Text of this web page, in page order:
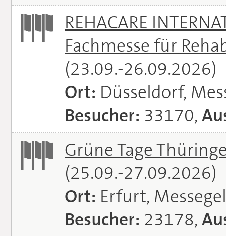
REHACARE
Fachmesse für
(23.09.-26.09.2026)
Ort: Düsseldorf,
Besucher: 33170,
Grüne Tage
(25.09.-27.09.2026)
Ort: Erfurt,
Besucher: 23178,